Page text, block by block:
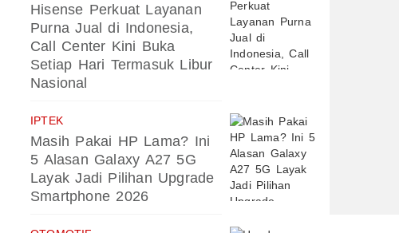
Hisense Perkuat Layanan
Purna Jual di Indonesia,
Call Center Kini Buka
Setiap Hari Termasuk Libur
Nasional
IPTEK
Masih Pakai HP Lama? Ini
5 Alasan Galaxy A27 5G
Layak Jadi Pilihan Upgrade
Smartphone 2026